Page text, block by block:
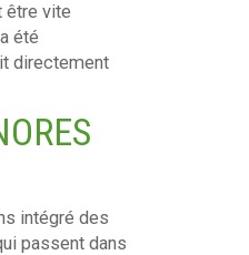
être vite
été
directement
intégré des
passent dans